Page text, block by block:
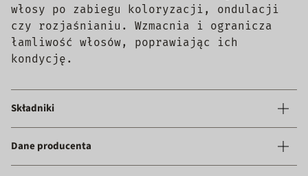
włosy po zabiegu koloryzacji, ondulacji
czy rozjaśnianiu. Wzmacnia i ogranicza
łamliwość włosów, poprawiając ich
kondycję.
Składniki
Dane producenta